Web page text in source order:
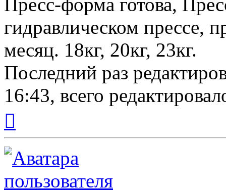
Пресс-форма готова,
гидравлическом прессе,
месяц. 18кг, 20кг, 23кг.
Последний раз
16:43, всего
началу